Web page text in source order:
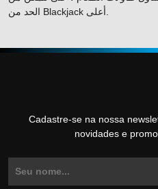
Cadastre-se na nossa
novidades e